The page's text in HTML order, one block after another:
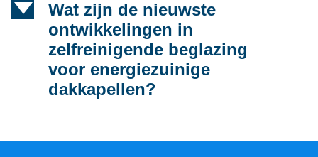
d
Wat zijn de nieuwste
ontwikkelingen in
zelfreinigende beglazing
voor energiezuinige
dakkapellen?